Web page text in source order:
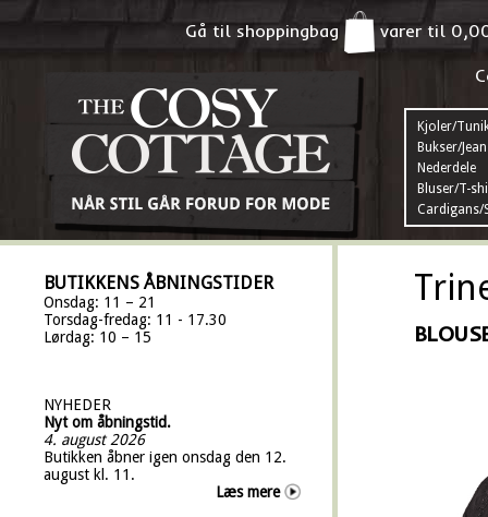
Gå til shoppingbag varer til
Kjoler/
Bukser/
Nederdele
Bluser/T-
Cardigans/
BUTIKKENS ÅBNINGSTIDER
Onsdag: 11 – 21
Torsdag-fredag: 11 - 17.30
Lørdag: 10 – 15
NYHEDER
Nyt om åbningstid.
4. august 2026
Butikken åbner igen onsdag den 12.
august kl. 11.
Læs mere